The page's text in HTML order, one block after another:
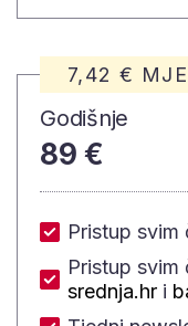
7,42 €
Godišnje
89 €
Pristup svim
Pristup svim
srednja.hr i